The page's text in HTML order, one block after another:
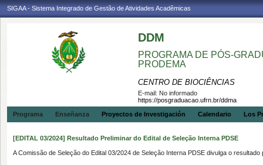
SIGAA - Sistema Integrado de Gestão de Atividades Acadêmicas
DDM
PROGRAMA DE PÓS-
PRODEMA
CENTRO DE BIOCIÊNCIAS
E-mail: No informado
https://posgraduacao.ufrn.br/ddma
Programa
Enseñanza Proyectos de Investigación Calendario Los
[EDITAL 03/2024] Resultado Preliminar do Edital de Seleção Interna PDSE
A Comissão de Seleção do Edital 03/2024 de Seleção Interna PDSE divulga o resultado